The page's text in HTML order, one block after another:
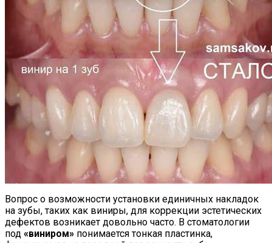
Вопрос о возможности установки единичных накладок
на зубы, таких как виниры, для коррекции эстетических
дефектов возникает довольно часто. В стоматологии
под «виниром» понимается тонкая пластинка,